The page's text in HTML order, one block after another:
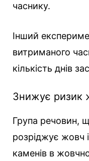
часнику.
Інший
витриманого
кількість днів
Знижує ризик
Група речовин,
розріджує жовч
каменів в